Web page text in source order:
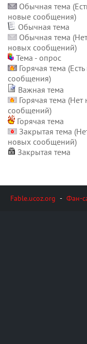
Обычная тема
новые сообщения)
Обычная тема
Обычная тема (Нет
новых сообщений)
Тема - опрос
Горячая тема
сообщения)
Важная тема
Горячая тема
сообщений)
Горячая тема
Закрытая тема
новых сообщений)
Закрытая тема
Fable.ucoz.org - Фан-